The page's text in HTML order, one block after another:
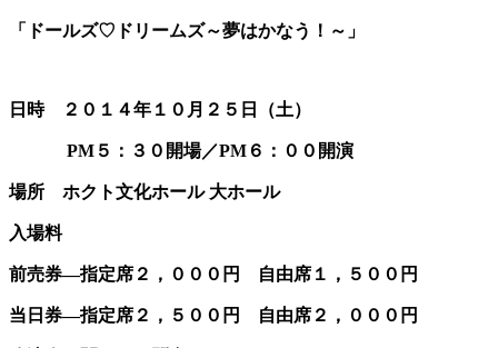
「ドールズ♡ドリームズ～夢はかなう！～」
日時 ２０１４年１０月２５日（土）
PM５：３０開場／PM６：００開演
場所 ホクト文化ホール 大ホール
入場料
前売券―指定席２，０００円 自由席１，５００円
当日券―指定席２，５００円 自由席２，０００円